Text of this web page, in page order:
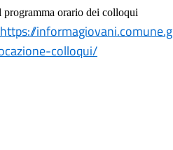
programma orario dei colloqui
https://
colloqui/